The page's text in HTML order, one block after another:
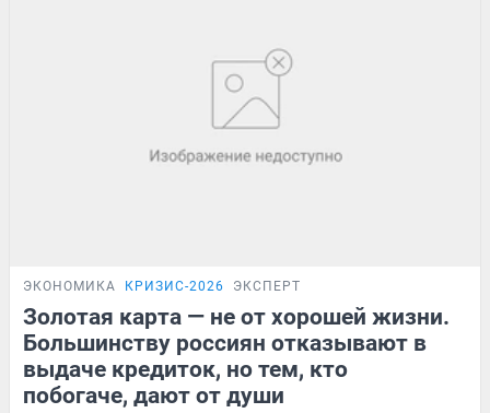
ЭКОНОМИКА КРИЗИС-2026 ЭКСПЕРТ
Золотая карта — не от хорошей жизни.
Большинству россиян отказывают в
выдаче кредиток, но тем, кто
побогаче, дают от души